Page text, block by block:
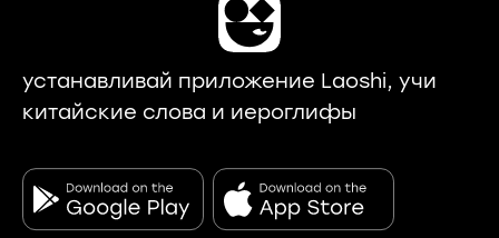
устанавливай приложение Laoshi, учи
китайские слова и иероглифы